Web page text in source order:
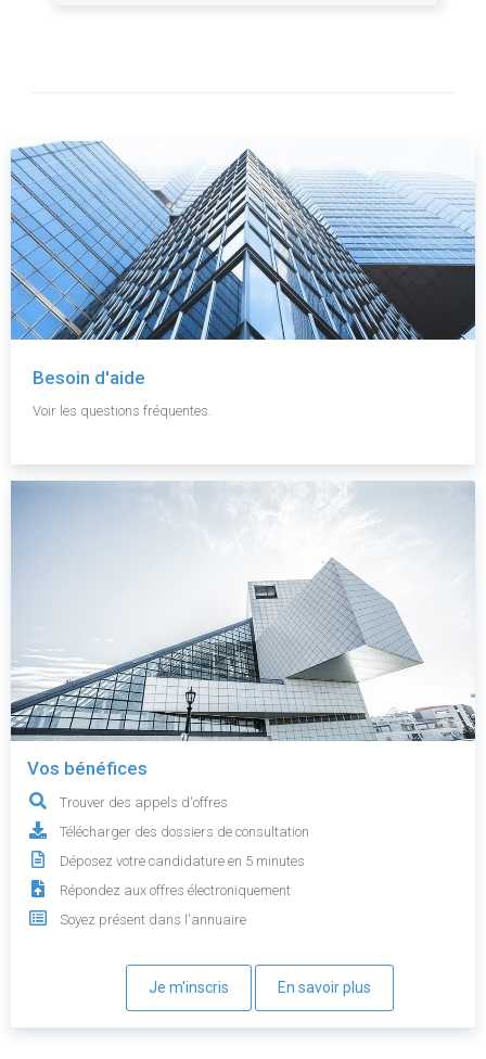
Besoin d'aide
Voir les questions fréquentes.
Vos bénéfices
Trouver des appels d'offres
Télécharger des dossiers de consultation
Déposez votre candidature en 5 minutes
Répondez aux offres électroniquement
Soyez présent dans l'annuaire
Je m'inscris En savoir plus